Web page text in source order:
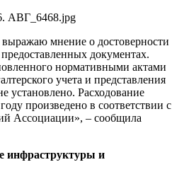
выражаю мнение о достоверности
документах.
нормативными актами
учета и представления
установлено. Расходование
произведено в соответствии с
Ассоциации», – сообщила
инфраструктуры и